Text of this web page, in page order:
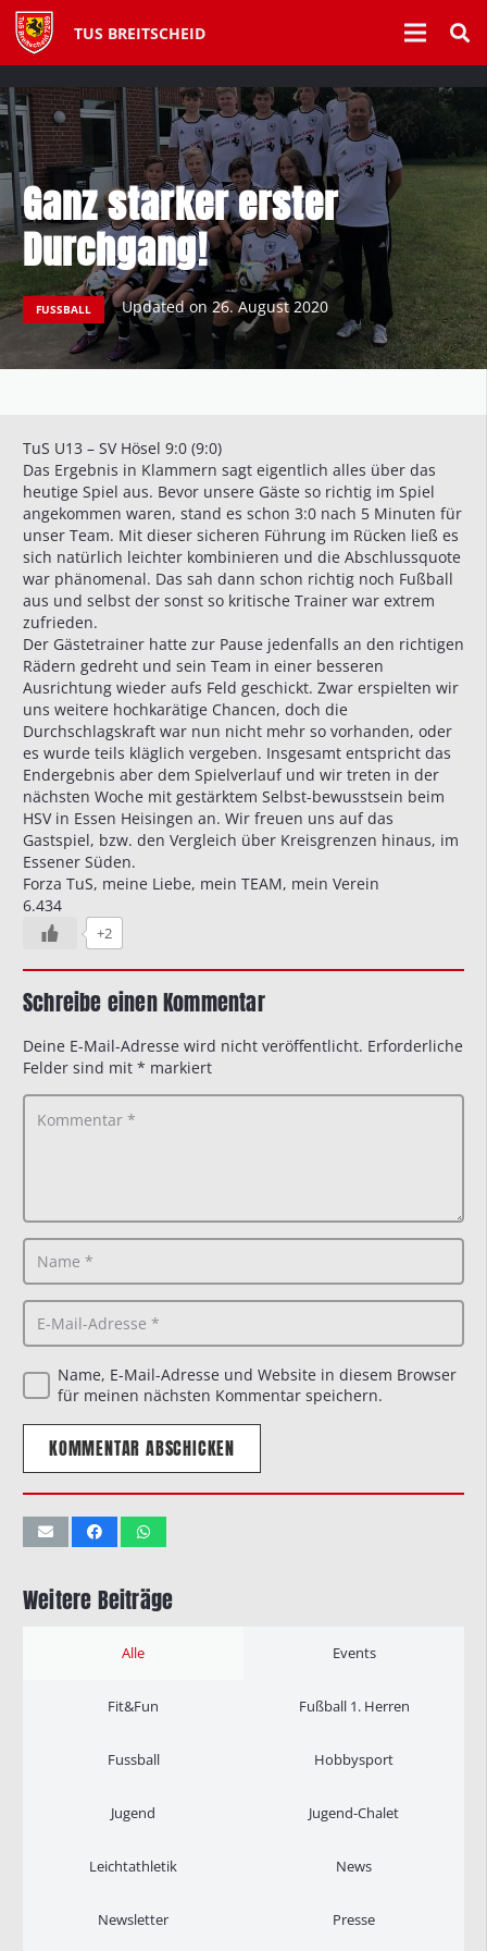
TUS BREITSCHEID
Ganz starker erster
Durchgang!
FUSSBALL Updated on 26. August 2020
TuS U13 – SV Hösel 9:0 (9:0)
Das Ergebnis in Klammern sagt eigentlich alles über das
heutige Spiel aus. Bevor unsere Gäste so richtig im Spiel
angekommen waren, stand es schon 3:0 nach 5 Minuten für
unser Team. Mit dieser sicheren Führung im Rücken ließ es
sich natürlich leichter kombinieren und die Abschlussquote
war phänomenal. Das sah dann schon richtig noch Fußball
aus und selbst der sonst so kritische Trainer war extrem
zufrieden.
Der Gästetrainer hatte zur Pause jedenfalls an den richtigen
Rädern gedreht und sein Team in einer besseren
Ausrichtung wieder aufs Feld geschickt. Zwar erspielten wir
uns weitere hochkarätige Chancen, doch die
Durchschlagskraft war nun nicht mehr so vorhanden, oder
es wurde teils kläglich vergeben. Insgesamt entspricht das
Endergebnis aber dem Spielverlauf und wir treten in der
nächsten Woche mit gestärktem Selbst-bewusstsein beim
HSV in Essen Heisingen an. Wir freuen uns auf das
Gastspiel, bzw. den Vergleich über Kreisgrenzen hinaus, im
Essener Süden.
Forza TuS, meine Liebe, mein TEAM, mein Verein
6.434
+2
Schreibe einen Kommentar
Deine E-Mail-Adresse wird nicht veröffentlicht. Erforderliche
Felder sind mit * markiert
Name, E-Mail-Adresse und Website in diesem Browser
für meinen nächsten Kommentar speichern.
KOMMENTAR ABSCHICKEN
Weitere Beiträge
Alle Events
Fit&Fun Fußball 1. Herren
Fussball Hobbysport
Jugend Jugend-Chalet
Leichtathletik News
Newsletter Presse